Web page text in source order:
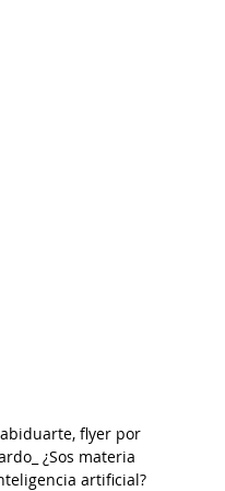
flyer por
¿Sos materia
artificial?